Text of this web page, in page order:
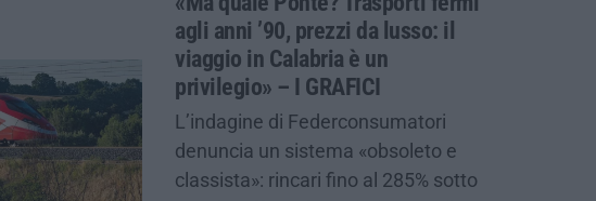
agli anni ’90, prezzi da lusso: il
viaggio in Calabria è un
privilegio» – I GRAFICI
L’indagine di Federconsumatori
denuncia un sistema «obsoleto e
classista»: rincari fino al 285% sotto